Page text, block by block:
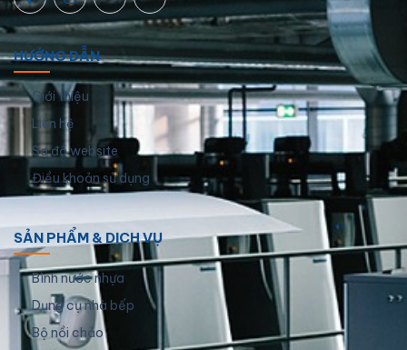
HƯỚNG DẪN
Giới thiệu
Liên hệ
Sơ đồ website
Điều khoản sử dụng
SẢN PHẨM & DỊCH VỤ
Bình nước nhựa
Dụng cụ nhà bếp
Bộ nồi chảo